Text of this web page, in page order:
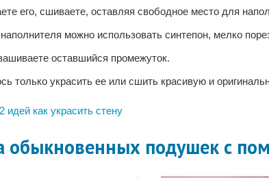
его, сшиваете, оставляя свободное место для
можно использовать синтепон, мелко
оставшийся промежуток.
только украсить ее или сшить красивую и
идей как украсить стену
обыкновенных подушек с